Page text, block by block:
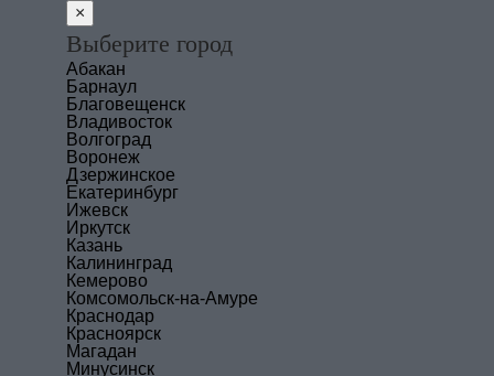
×
Выберите город
Абакан
Барнаул
Благовещенск
Владивосток
Волгоград
Воронеж
Дзержинское
Екатеринбург
Ижевск
Иркутск
Казань
Калининград
Кемерово
Комсомольск-на-Амуре
Краснодар
Красноярск
Магадан
Минусинск